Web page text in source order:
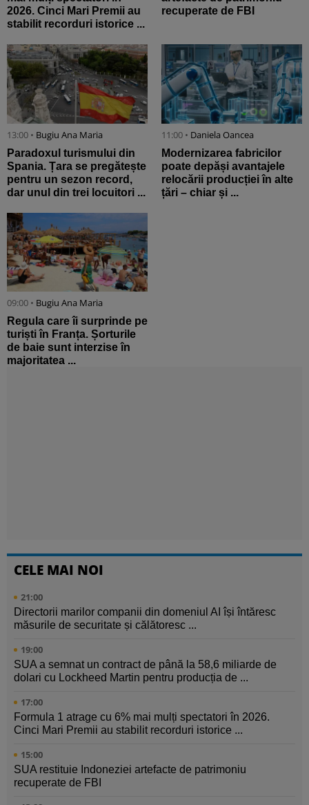
2026. Cinci Mari Premii au
stabilit recorduri istorice ...
recuperate de FBI
13:00 • Bugiu ⁠Ana Maria
Paradoxul turismului din
Spania. Țara se pregătește
pentru un sezon record,
dar unul din trei locuitori ...
11:00 • Daniela Oancea
Modernizarea fabricilor
poate depăși avantajele
relocării producției în alte
țări – chiar și ...
09:00 • Bugiu ⁠Ana Maria
Regula care îi surprinde pe
turiști în Franța. Șorturile
de baie sunt interzise în
majoritatea ...
CELE MAI NOI
21:00
Directorii marilor companii din domeniul AI își întăresc
măsurile de securitate și călătoresc ...
19:00
SUA a semnat un contract de până la 58,6 miliarde de
dolari cu Lockheed Martin pentru producția de ...
17:00
Formula 1 atrage cu 6% mai mulți spectatori în 2026.
Cinci Mari Premii au stabilit recorduri istorice ...
15:00
SUA restituie Indoneziei artefacte de patrimoniu
recuperate de FBI